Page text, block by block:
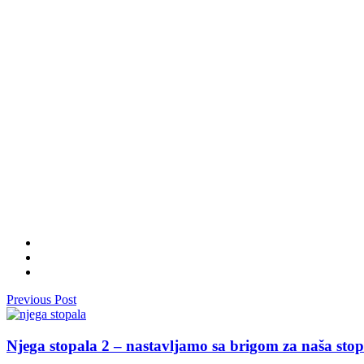
Previous Post
Njega stopala 2 – nastavljamo sa brigom za naša